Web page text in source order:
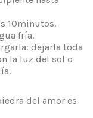
10minutos.
fría.
dejarla toda
la luz del sol o
del amor es